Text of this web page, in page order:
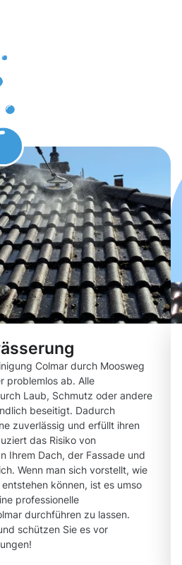
Colmar durch Moosweg
problemlos ab. Alle
Laub, Schmutz oder andere
beseitigt. Dadurch
zuverlässig und erfüllt ihren
das Risiko von
Ihrem Dach, der Fassade und
Wenn man sich vorstellt, wie
können, ist es umso
professionelle
durchführen zu lassen.
schützen Sie es vor